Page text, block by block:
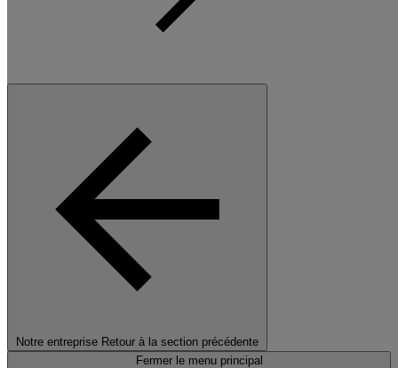
Notre entreprise Retour à la section précédente
Fermer le menu principal